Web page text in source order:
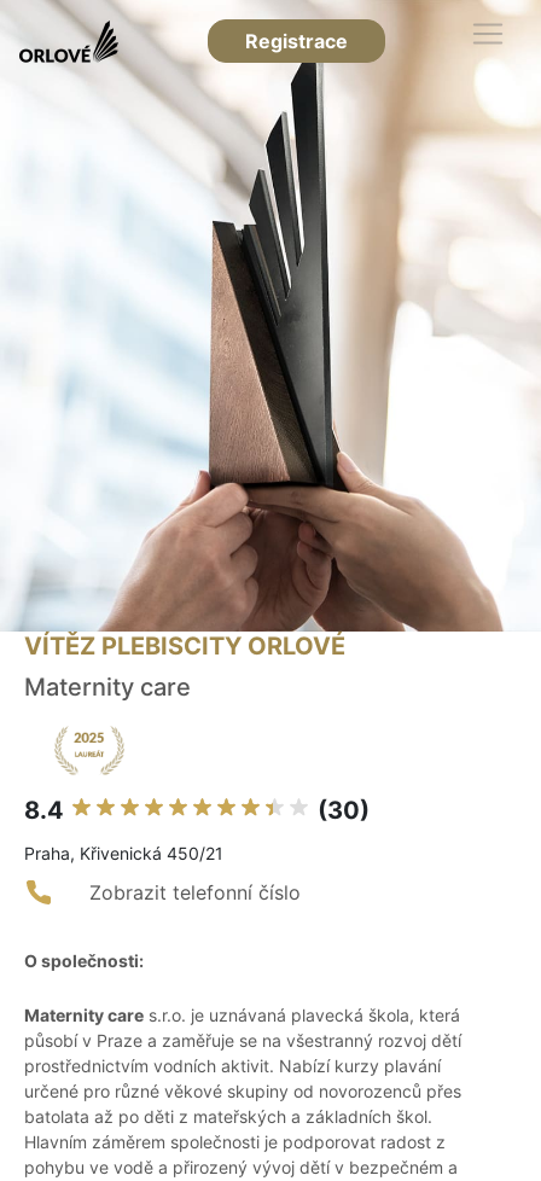
Registrace
VÍTĚZ PLEBISCITY ORLOVÉ
Maternity care
8.4 (30)
Praha, Křivenická 450/21
Zobrazit telefonní číslo
O společnosti:
Maternity care s.r.o. je uznávaná plavecká škola, která
působí v Praze a zaměřuje se na všestranný rozvoj dětí
prostřednictvím vodních aktivit. Nabízí kurzy plavání
určené pro různé věkové skupiny od novorozenců přes
batolata až po děti z mateřských a základních škol.
Hlavním záměrem společnosti je podporovat radost z
pohybu ve vodě a přirozený vývoj dětí v bezpečném a